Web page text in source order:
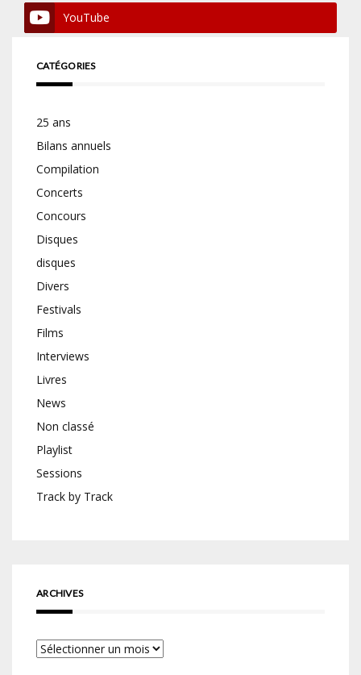
YouTube
CATÉGORIES
25 ans
Bilans annuels
Compilation
Concerts
Concours
Disques
disques
Divers
Festivals
Films
Interviews
Livres
News
Non classé
Playlist
Sessions
Track by Track
ARCHIVES
Archives